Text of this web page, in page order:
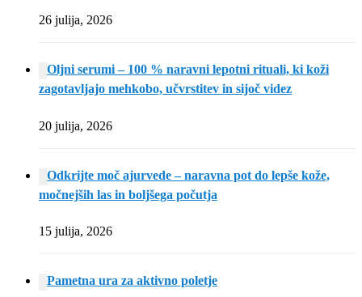
26 julija, 2026
Oljni serumi – 100 % naravni lepotni rituali, ki koži
zagotavljajo mehkobo, učvrstitev in sijoč videz
20 julija, 2026
Odkrijte moč ajurvede – naravna pot do lepše kože,
močnejših las in boljšega počutja
15 julija, 2026
Pametna ura za aktivno poletje